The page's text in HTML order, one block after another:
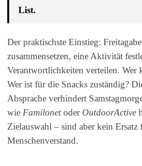
List.
Der praktischste Einstieg:
zusammensetzen, eine Aktivität
Verantwortlichkeiten verteilen. Wer
Wer ist für die Snacks zuständig?
Absprache verhindert
wie Familonetoder OutdoorActive
Zielauswahl – sind aber kein Ersatz
Menschenverstand.